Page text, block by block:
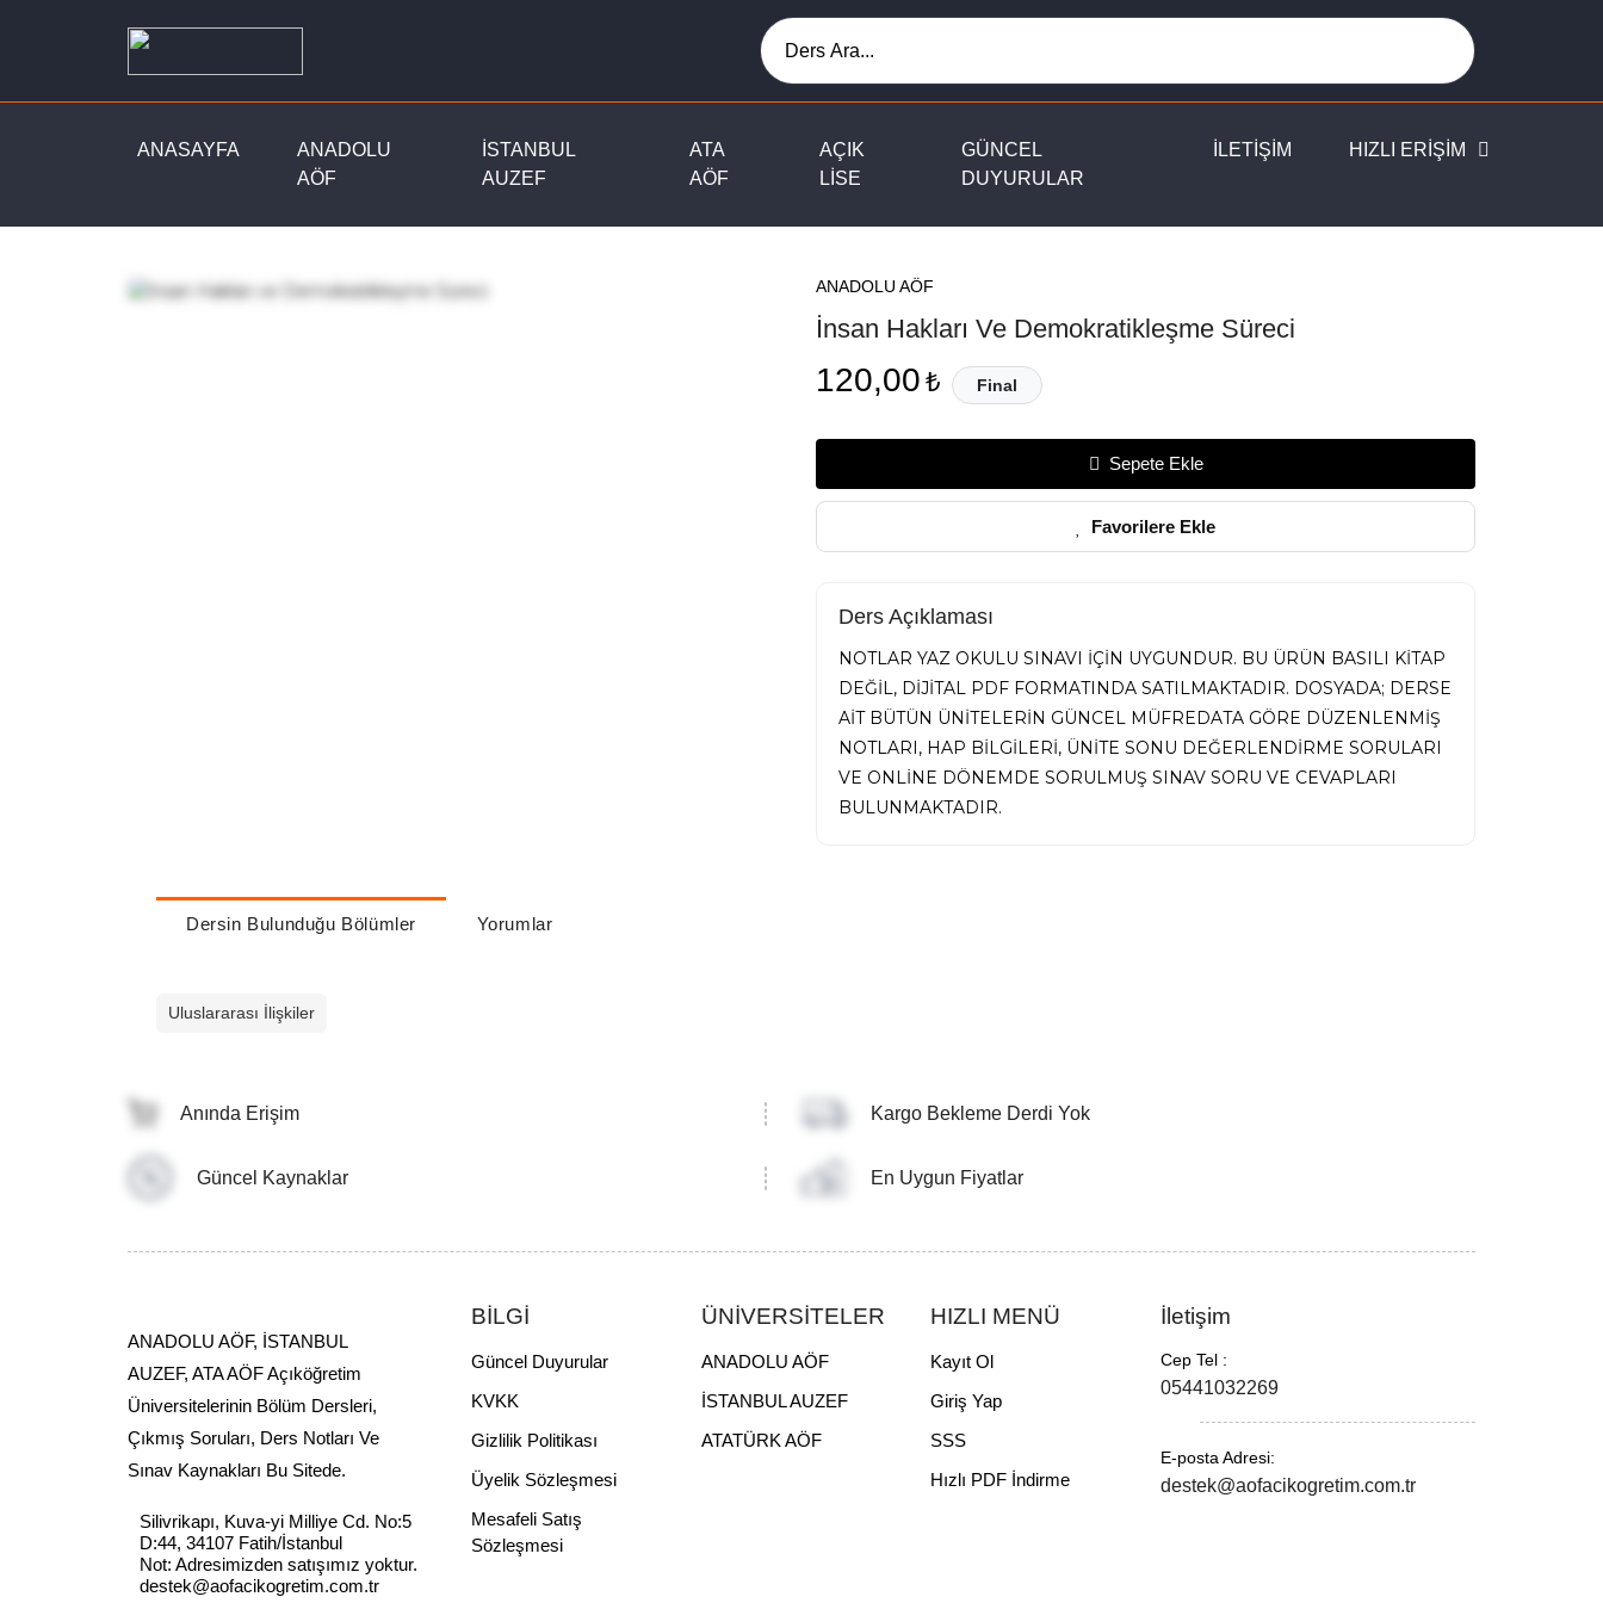
ANASAYFA
ANADOLU
AÖF
İSTANBUL
AUZEF
ATA
AÖF
AÇIK
LİSE
GÜNCEL
DUYURULAR
İLETİŞİM HIZLI ERİŞİM
ANADOLU AÖF
İnsan Hakları Ve Demokratikleşme Süreci
120,00 ₺ Final
Sepete Ekle
Favorilere Ekle
Ders Açıklaması
NOTLAR YAZ OKULU SINAVI İÇİN UYGUNDUR. BU ÜRÜN BASILI KİTAP
DEĞİL, DİJİTAL PDF FORMATINDA SATILMAKTADIR. DOSYADA; DERSE
AİT BÜTÜN ÜNİTELERİN GÜNCEL MÜFREDATA GÖRE DÜZENLENMİŞ
NOTLARI, HAP BİLGİLERİ, ÜNİTE SONU DEĞERLENDİRME SORULARI
VE ONLİNE DÖNEMDE SORULMUŞ SINAV SORU VE CEVAPLARI
BULUNMAKTADIR.
Dersin Bulunduğu Bölümler Yorumlar
Uluslararası İlişkiler
Anında Erişim Kargo Bekleme Derdi Yok
Güncel Kaynaklar En Uygun Fiyatlar
ANADOLU AÖF, İSTANBUL
AUZEF, ATA AÖF Açıköğretim
Üniversitelerinin Bölüm Dersleri,
Çıkmış Soruları, Ders Notları Ve
Sınav Kaynakları Bu Sitede.
Silivrikapı, Kuva-yi Milliye Cd. No:5
D:44, 34107 Fatih/İstanbul
Not: Adresimizden satışımız yoktur.
destek@aofacikogretim.com.tr
BİLGİ
Güncel Duyurular
KVKK
Gizlilik Politikası
Üyelik Sözleşmesi
Mesafeli Satış
Sözleşmesi
ÜNİVERSİTELER
ANADOLU AÖF
İSTANBUL AUZEF
ATATÜRK AÖF
HIZLI MENÜ
Kayıt Ol
Giriş Yap
SSS
Hızlı PDF İndirme
İletişim
Cep Tel :
05441032269
E-posta Adresi:
destek@aofacikogretim.com.tr